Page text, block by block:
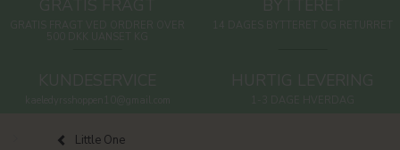
Little One